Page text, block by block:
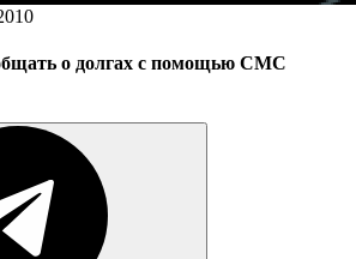
о долгах с помощью СМС